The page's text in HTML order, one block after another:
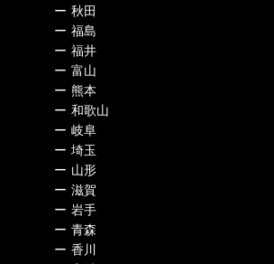
ー 秋田
ー 福島
ー 福井
ー 富山
ー 熊本
ー 和歌山
ー 岐阜
ー 埼玉
ー 山形
ー 滋賀
ー 岩手
ー 青森
ー 香川